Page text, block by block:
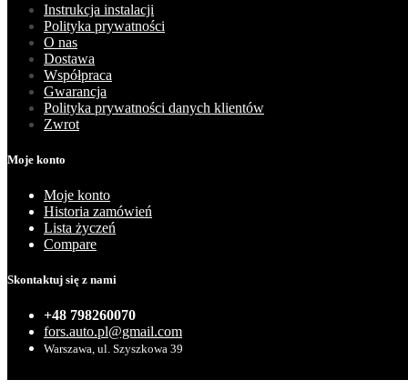
Instrukcja instalacji
Polityka prywatności
O nas
Dostawa
Współpraca
Gwarancja
Polityka prywatności danych klientów
Zwrot
Moje konto
Moje konto
Historia zamówień
Lista życzeń
Compare
Skontaktuj się z nami
+48 798260070
fors.auto.pl@gmail.com
Warszawa, ul. Szyszkowa 39